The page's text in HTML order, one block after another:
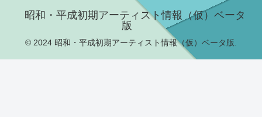
昭和・平成初期アーティスト情報（仮）ベータ
版
© 2024 昭和・平成初期アーティスト情報（仮）ベータ版.